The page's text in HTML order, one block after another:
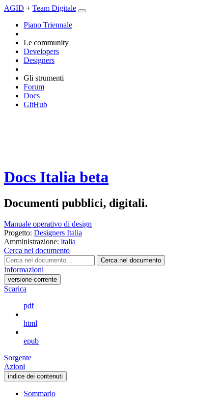
AGID + Team Digitale
Piano Triennale
Le community
Developers
Designers
Gli strumenti
Forum
Docs
GitHub
Docs Italia beta
Documenti pubblici, digitali.
Manuale operativo di design
Progetto: Designers Italia
Amministrazione: italia
Cerca nel documento
Cerca nel documento
Informazioni
versione-corrente
Scarica
pdf
html
epub
Sorgente
Azioni
indice dei contenuti
Sommario